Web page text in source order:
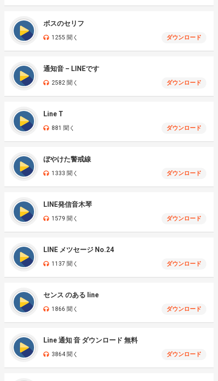
ボスのセリフ
1255 聞く ダウンロード
通知音 – LINEです
2582 聞く ダウンロード
Line T
881 聞く ダウンロード
ぼやけた警戒線
1333 聞く ダウンロード
LINE発信音木琴
1579 聞く ダウンロード
LINE メツセージ No.24
1137 聞く ダウンロード
センス のある line
1866 聞く ダウンロード
Line 通知 音 ダウンロード 無料
3864 聞く ダウンロード